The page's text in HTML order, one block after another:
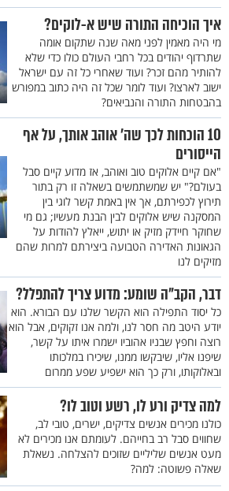
איך הוכיחה התורה שיש א-לוקים?
מי היה מאמין לפני מאה שנה שתקום אומה
שתרדוף יהודים בכל רחבי העולם כולו כדי שלא
להותיר מהם זכר? ועוד שאחרי כל זה עם ישראל
ישוב לארצו? ועוד לומר שכל זה היה כתוב במפורש
בהבטחות התורה והנביאים?
10 הוכחות לכך שה’ אוהב אותך, על אף
הייסורים
"אם קיים אלוקים טוב ואוהב, אז מדוע קיים סבל
בעולם?" יש שמשתמשים בשאלה זו רק בתור
תירוץ לכפירתם, אך אין באמת קשר לוגי בין
המסקנה שיש אלוקים לבין הבנת מעשיו; גם מי
שחוקר חיידק מזיק או יתוש, ייאלץ להודות על
הגאונות האדירה הטבועה ביצירתם למרות שהם
מזיקים לנו
דבר, הקב"ה שומע: מדוע צריך להתפלל?
כל יסוד התפילה הוא הקשר שלנו עם הבורא. הוא
יודע היטב מה חסר לנו, ולמה אנו זקוקים, אבל הוא
רוצה וחפץ שבניו אהוביו ישמרו איתו על קשר,
שיפנו אליו, שיבקשו ממנו, שיכירו במלכותו
ובאלוקותו, ורק כך הוא ישפיע שפע ממרום
למה צדיק ורע לו, רשע וטוב לו?
כולנו מכירים אנשים צדיקים, ישרים, טובי לב,
שחווים סבל רב בחייהם. לעומתם אנו מכירים לא
מעט אנשים שליליים שזוכים להצלחה. נשאלת
שאלה פשוטה: למה?